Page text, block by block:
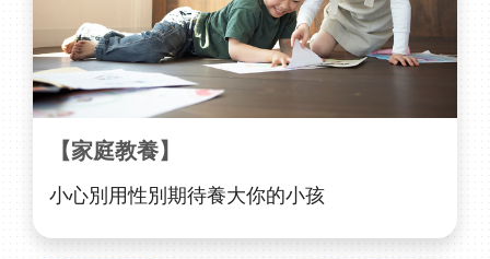
【家庭教養】
小心別用性別期待養大你的小孩